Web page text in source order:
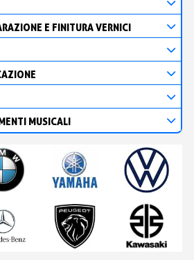
E FINITURA VERNICI
MUSICALI